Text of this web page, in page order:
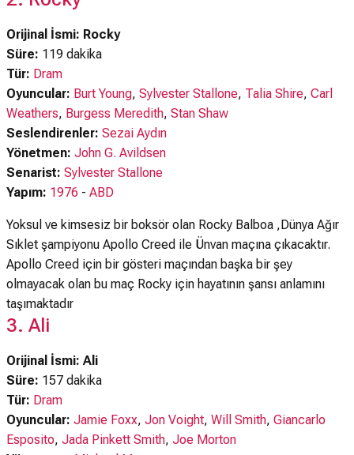
Orijinal İsmi: Rocky
Süre: 119 dakika
Tür: Dram
Oyuncular: Burt Young, Sylvester Stallone, Talia Shire, Carl
Weathers, Burgess Meredith, Stan Shaw
Seslendirenler: Sezai Aydın
Yönetmen: John G. Avildsen
Senarist: Sylvester Stallone
Yapım: 1976 - ABD
Yoksul ve kimsesiz bir boksör olan Rocky Balboa ,Dünya Ağır
Sıklet şampiyonu Apollo Creed ile Ünvan maçına çıkacaktır.
Apollo Creed için bir gösteri maçından başka bir şey
olmayacak olan bu maç Rocky için hayatının şansı anlamını
taşımaktadır
3. Ali
Orijinal İsmi: Ali
Süre: 157 dakika
Tür: Dram
Oyuncular: Jamie Foxx, Jon Voight, Will Smith, Giancarlo
Esposito, Jada Pinkett Smith, Joe Morton